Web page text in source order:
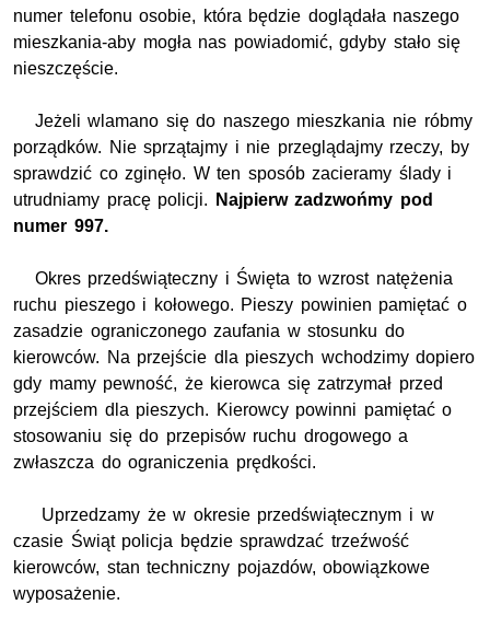
numer telefonu osobie, która będzie doglądała naszego
mieszkania-aby mogła nas powiadomić, gdyby stało się
nieszczęście.
Jeżeli wlamano się do naszego mieszkania nie róbmy
porządków. Nie sprzątajmy i nie przeglądajmy rzeczy, by
sprawdzić co zginęło. W ten sposób zacieramy ślady i
utrudniamy pracę policji.
Najpierw zadzwońmy pod
numer 997.
Okres przedświąteczny i Święta to wzrost natężenia
ruchu pieszego i kołowego. Pieszy powinien pamiętać o
zasadzie ograniczonego zaufania w stosunku do
kierowców. Na przejście dla pieszych wchodzimy dopiero
gdy mamy pewność, że kierowca się zatrzymał przed
przejściem dla pieszych. Kierowcy powinni pamiętać o
stosowaniu się do przepisów ruchu drogowego a
zwłaszcza do ograniczenia prędkości.
Uprzedzamy że w okresie przedświątecznym i w
czasie Świąt policja będzie sprawdzać trzeźwość
kierowców, stan techniczny pojazdów, obowiązkowe
wyposażenie.